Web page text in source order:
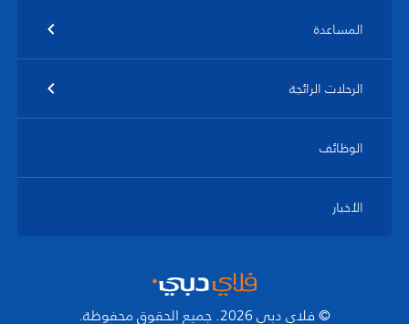
المساعدة
الرحلات الرائجة
الوظائف
الأخبار
© فلاي دبي 2026. جميع الحقوق محفوظة.